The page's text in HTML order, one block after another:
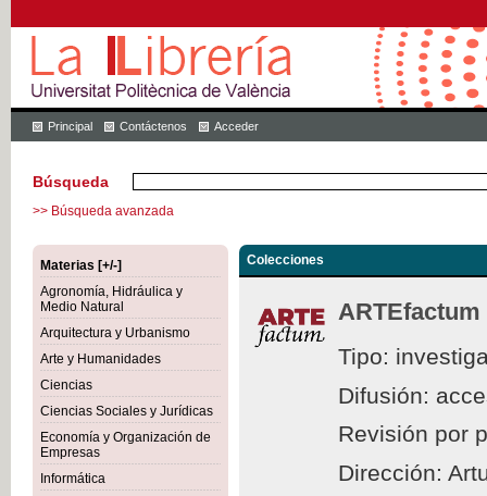
Principal Contáctenos Acceder
Búsqueda
>> Búsqueda avanzada
Materias [+/-]
Agronomía, Hidráulica y
Medio Natural
Arquitectura y Urbanismo
Arte y Humanidades
Ciencias
Ciencias Sociales y Jurídicas
Economía y Organización de
Empresas
Informática
Colecciones
ARTEfactum
Tipo:
Difusión:
Revisión por
Dirección: